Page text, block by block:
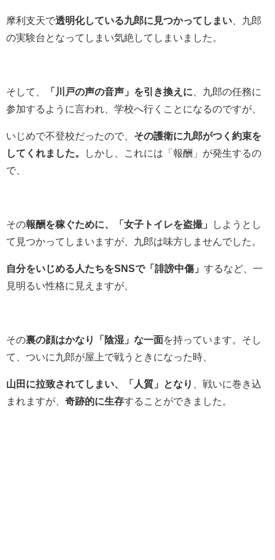
摩利支天で透明化している九郎に見つかってしまい 、九郎
の実験台となってしまい気絶してしまいました。
そして、 「川戸の声の音声」を引き換えに 、九郎の任務に
参加するように言われ、学校へ行くことになるのですが、
いじめで不登校だったので、 その護衛に九郎がつく約束を
してくれました。
しかし、これには「報酬」が発生するの
で、
その報酬を稼ぐために、「女子トイレを盗撮」
しようとし
て見つかってしまいますが、九郎は味方しませんでした。
自分をいじめる人たちをSNSで「誹謗中傷」 するなど、一
見明るい性格に見えますが、
その裏の顔はかなり「陰湿」な一面を持っています。そし
て、ついに九郎が屋上で戦うときになった時、
山田に拉致されてしまい、「人質」となり
、戦いに巻き込
まれますが、 奇跡的に生存することができました。